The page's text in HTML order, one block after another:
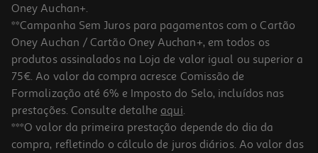
Ice Tea Lipton Framboesa 2l (sdr)
1.2 €/Lt
Oney Auchan+.
**Campanha Sem Juros para pagamentos com o Cartão
Oney Auchan / Cartão Oney Auchan+, em todos os
produtos assinalados na Loja de valor igual ou superior a
75€. Ao valor da compra acresce Comissão de
Formalização até 6% e Imposto do Selo, incluídos nas
prestações. Consulte detalhe aqui.
***O valor da primeira prestação depende do dia da
compra, refletindo o cálculo de juros diários. Ao valor das